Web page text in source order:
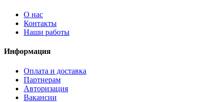
О нас
Контакты
Наши работы
Информация
Оплата и доставка
Партнерам
Авторизация
Вакансии